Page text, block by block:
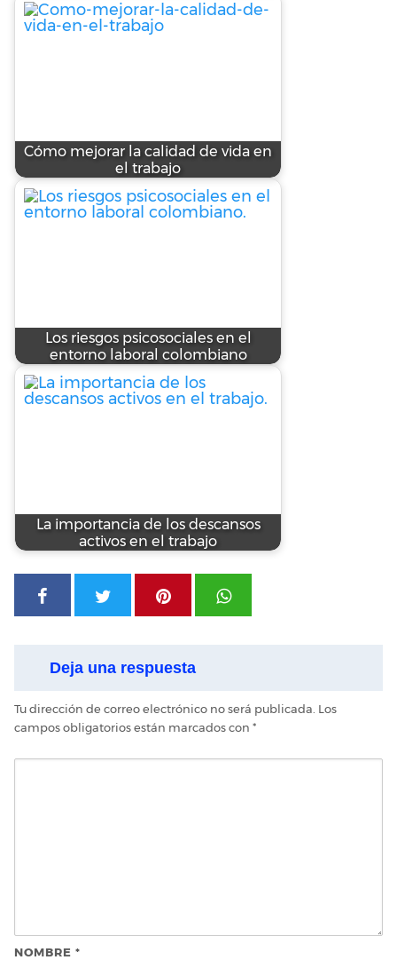
Cómo mejorar la calidad de vida en
el trabajo
Los riesgos psicosociales en el
entorno laboral colombiano
La importancia de los descansos
activos en el trabajo
Deja una respuesta
Tu dirección de correo electrónico no será publicada. Los
campos obligatorios están marcados con *
NOMBRE *